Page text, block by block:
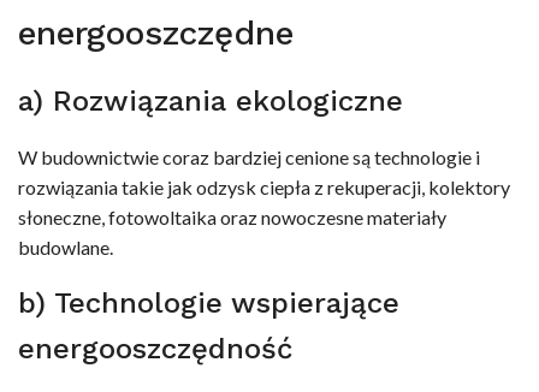
energooszczędne
a) Rozwiązania ekologiczne
W budownictwie coraz bardziej cenione są technologie i
rozwiązania takie jak odzysk ciepła z rekuperacji, kolektory
słoneczne, fotowoltaika oraz nowoczesne materiały
budowlane.
b) Technologie wspierające
energooszczędność